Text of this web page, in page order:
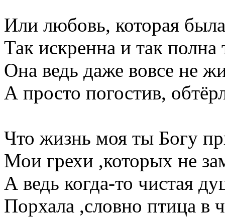
Или любовь, которая была
Так искренна и так полна
Она ведь даже вовсе не
А просто погостив,
Что жизнь моя ты Богу
Мои грехи ,которых не
А ведь когда-то чистая
Порхала ,словно птица в